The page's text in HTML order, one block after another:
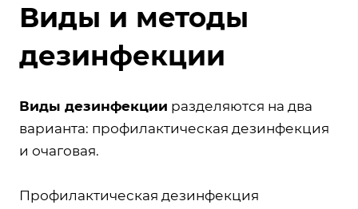
Виды и методы
дезинфекции
Виды дезинфекции разделяются на два
варианта: профилактическая дезинфекция
и очаговая.
Профилактическая дезинфекция